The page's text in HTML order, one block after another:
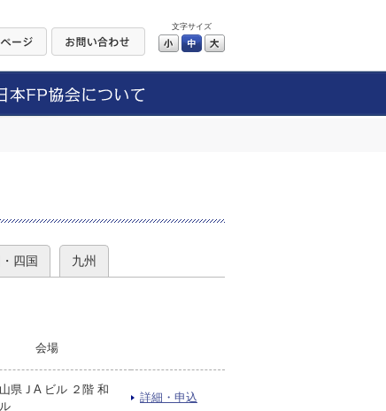
文字サイズ
小 中
四国 九州
会場
県ＪA ビル ２階 和
詳細・申込